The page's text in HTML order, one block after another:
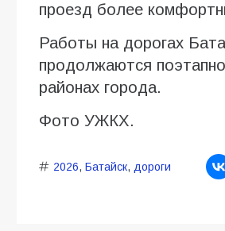
проезд более
Работы на дорогах
продолжаются
районах города.
Фото УЖКХ.
2026, Батайск, дороги